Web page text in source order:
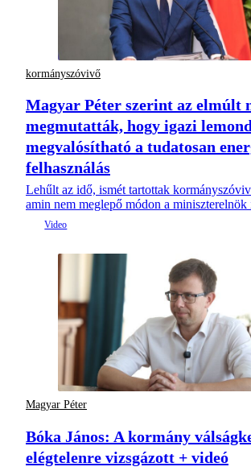
kormányszóvivő
Magyar Péter szerint az elmúlt
megmutatták, hogy igazi
megvalósítható a tudatosan
felhasználás
Lehűlt az idő, ismét tartottak
amin nem meglepő módon a miniszterelnök
Magyar Péter
Bóka János: A kormány
elégtelenre vizsgázott + videó